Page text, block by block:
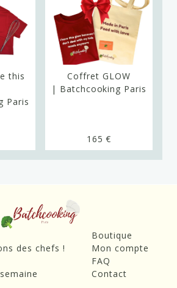
this
Paris
Coffret GLOW
| Batchcooking Paris
165 €
des chefs !
Boutique
Mon compte
FAQ
Contact